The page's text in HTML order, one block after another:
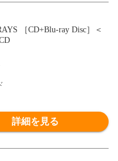
［CD+Blu-ray Disc］＜
詳細を見る